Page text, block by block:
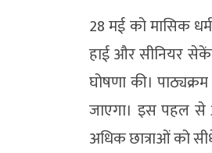
28 मई को मासिक
हाई और सीनियर
घोषणा की।
जाएगा। इस पहल से
अधिक छात्राओं को